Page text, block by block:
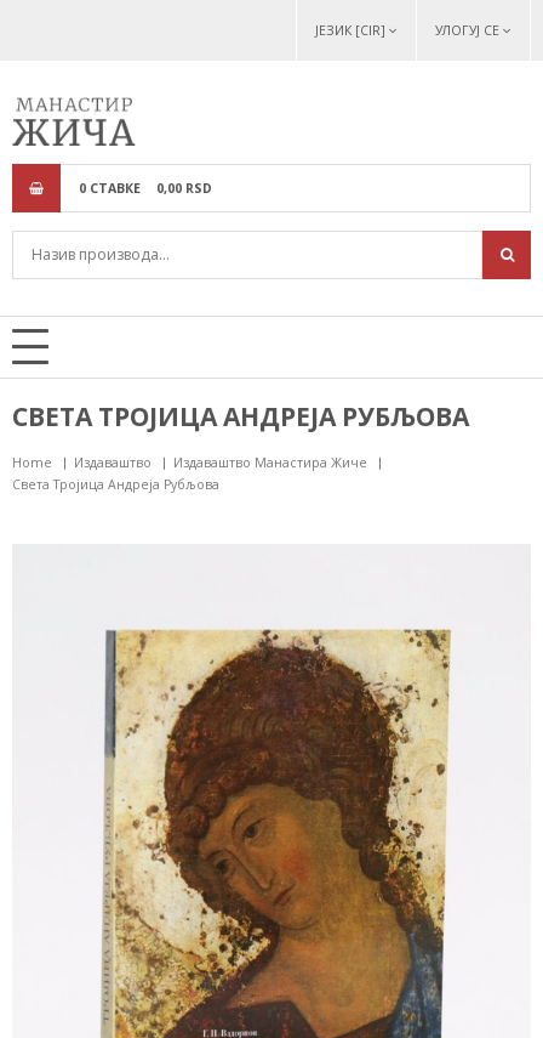
ЈЕЗИК [CIR] УЛОГУЈ СЕ
0 СТАВКЕ 0,00 RSD
СВЕТА ТРОЈИЦА АНДРЕЈА РУБЉОВА
Home Издаваштво
Издаваштво Манастира Жиче
Света Тројица Андреја Рубљова